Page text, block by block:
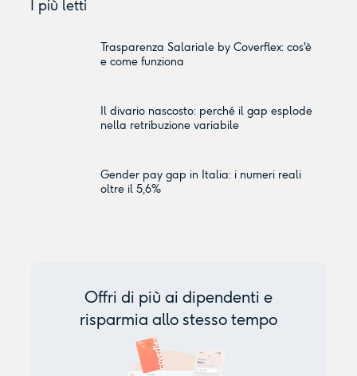
I più letti
Trasparenza Salariale by Coverflex: cos'è
e come funziona
Il divario nascosto: perché il gap esplode
nella retribuzione variabile
Gender pay gap in Italia: i numeri reali
oltre il 5,6%
Offri di più ai dipendenti e
risparmia allo stesso tempo